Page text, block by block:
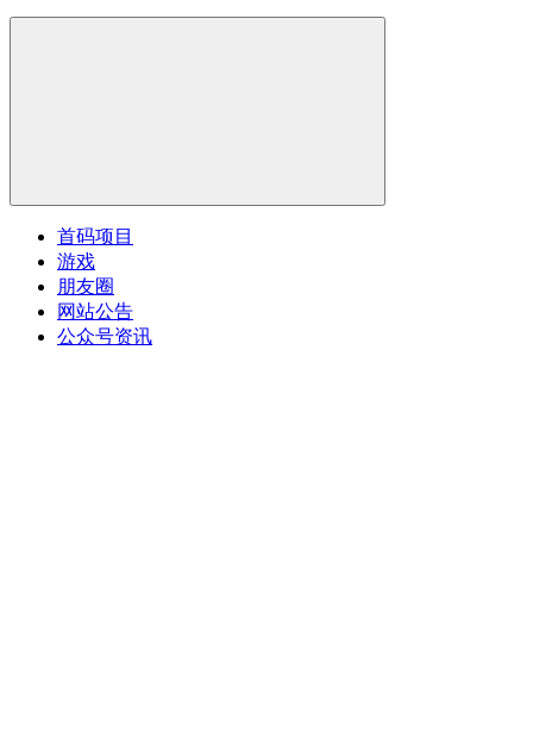
首码项目
游戏
朋友圈
网站公告
公众号资讯